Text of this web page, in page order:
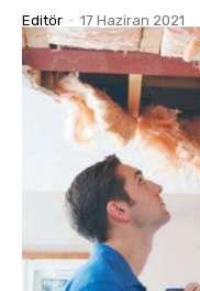
Editör - 17 Haziran 2021